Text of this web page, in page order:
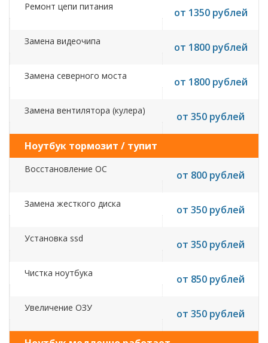
Ремонт цепи питания от 1350 рублей
Замена видеочипа от 1800 рублей
Замена северного моста от 1800 рублей
Замена вентилятора (кулера) от 350 рублей
Ноутбук тормозит / тупит
Восстановление ОС от 800 рублей
Замена жесткого диска от 350 рублей
Установка ssd от 350 рублей
Чистка ноутбука от 850 рублей
Увеличение ОЗУ от 350 рублей